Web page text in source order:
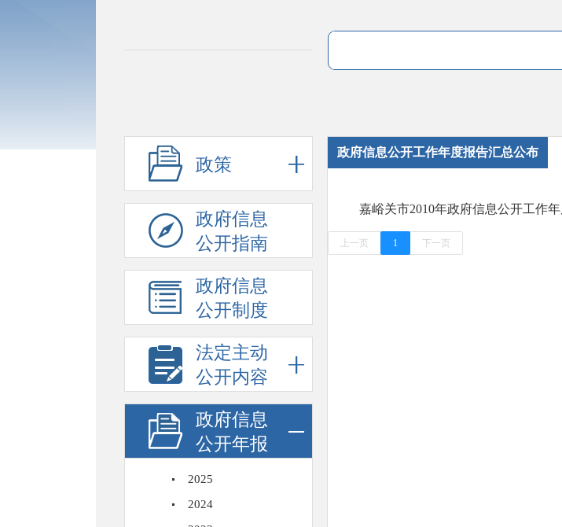
政策
政府信息
公开指南
政府信息
公开制度
法定主动
公开内容
政府信息
公开年报
2025
2024
政府信息公开工作年度报告汇总公布
嘉峪关市2010年政府信息公开工作
上一页 1 下一页